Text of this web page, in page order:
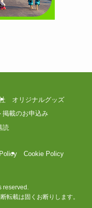
オリジナルグッズ
掲載のお申込み
読
Cookie Policy
reserved.
転載は固くお断りします。